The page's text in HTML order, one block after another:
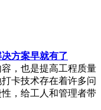
方案早就有了
，也是提高工程质量
卡技术存在着许多问
，给工人和管理者带